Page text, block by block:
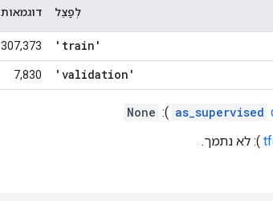
לְפַצֵל דוגמאות
'train'
307,373
'validation'
7,830
as_supervised
):
None
): לא נתמך.